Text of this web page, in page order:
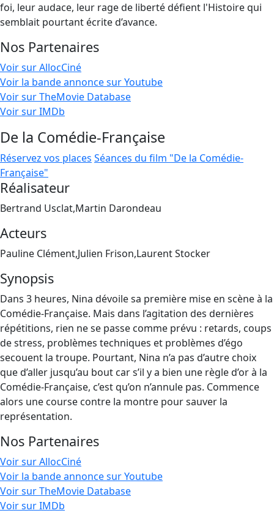
foi, leur audace, leur rage de liberté défient l'Histoire qui
semblait pourtant écrite d’avance.
Nos Partenaires
Voir sur AllocCiné
Voir la bande annonce sur Youtube
Voir sur TheMovie Database
Voir sur IMDb
De la Comédie-Française
Réservez vos places Séances du film "De la Comédie-
Française"
Réalisateur
Bertrand Usclat,Martin Darondeau
Acteurs
Pauline Clément,Julien Frison,Laurent Stocker
Synopsis
Dans 3 heures, Nina dévoile sa première mise en scène à la
Comédie-Française. Mais dans l’agitation des dernières
répétitions, rien ne se passe comme prévu : retards, coups
de stress, problèmes techniques et problèmes d’égo
secouent la troupe. Pourtant, Nina n’a pas d’autre choix
que d’aller jusqu’au bout car s’il y a bien une règle d’or à la
Comédie-Française, c’est qu’on n’annule pas. Commence
alors une course contre la montre pour sauver la
représentation.
Nos Partenaires
Voir sur AllocCiné
Voir la bande annonce sur Youtube
Voir sur TheMovie Database
Voir sur IMDb